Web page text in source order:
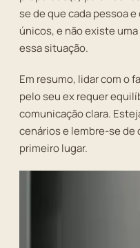
se de que cada pessoa
únicos, e não existe
essa situação.
Em resumo, lidar com o
pelo seu ex requer
comunicação clara.
cenários e lembre-se de
primeiro lugar.